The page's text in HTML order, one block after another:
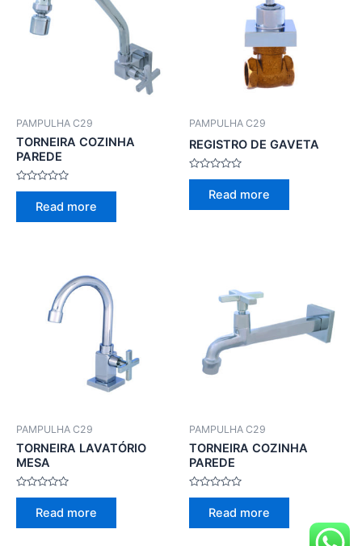
PAMPULHA C29
TORNEIRA COZINHA
PAREDE
Rated
Read more
PAMPULHA C29
REGISTRO DE GAVETA
Rated
Read more
PAMPULHA C29
TORNEIRA LAVATÓRIO
MESA
Rated
Read more
PAMPULHA C29
TORNEIRA COZINHA
PAREDE
Rated
Read more